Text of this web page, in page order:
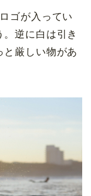
ゴが入ってい
逆に白は引き
厳しい物があ